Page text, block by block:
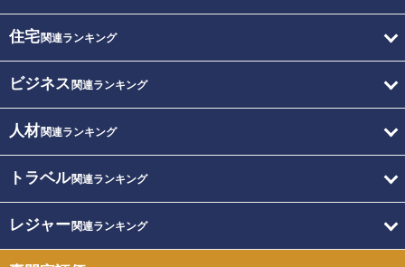
住宅関連ランキング
ビジネス 関連ランキング
人材関連ランキング
トラベル関連ランキング
レジャー関連ランキング